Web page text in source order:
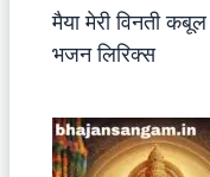
मैया मेरी विनती
भजन लिरिक्स